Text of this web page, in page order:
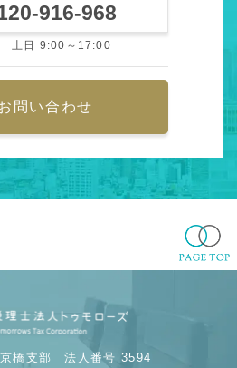
916-968
土日 9:00～17:00
問い合わせ
京橋支部法人番号 3594